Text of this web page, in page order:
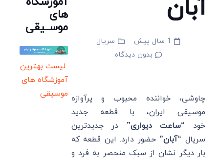
آبان
1 سال پیش
سریال
بدون دیدگاه
چاوشی، خواننده محبوب و پرآوازه
موسیقی ایران، با قطعه جدید
خود “ساعت دیواری” در جدیدترین
سریال “آبان” حضور دارد. این قطعه که
بار دیگر نشان از سبک منحصر به فرد و
های
موســیقی
لیست بهترین
آموزشگاه های
موسیقی